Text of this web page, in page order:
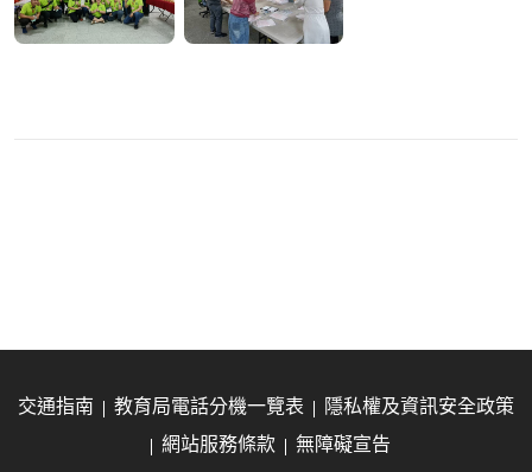
交通指南 教育局電話分機一覽表
隱私權及資訊安全政策
網站服務條款
無障礙宣告